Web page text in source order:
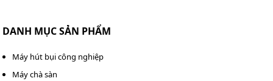
DANH MỤC SẢN PHẨM
Máy hút bụi công nghiệp
Máy chà sàn